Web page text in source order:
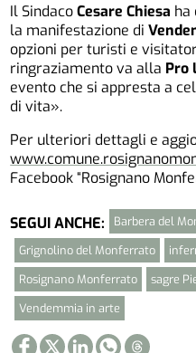
Il SindacoCesare Chiesa ha
la manifestazione di
opzioni per turisti e
ringraziamento va alla Pro
evento che si appresta a
di vita».
Per ulteriori dettagli e
Facebook “Rosignano
SEGUI ANCHE: Barbera del
Grignolino del Monferrato
Rosignano Monferrato
sagre
Vendemmia in arte